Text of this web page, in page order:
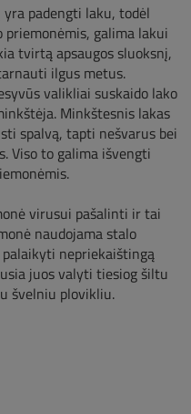
padengti laku, todėl
galima lakui
tvirtą apsaugos sluoksnį,
ilgus metus.
valikliai suskaido lako
Minkštesnis lakas
spalvą, tapti nešvarus bei
Viso to galima išvengti
virusui pašalinti ir tai
naudojama stalo
nepriekaištingą
juos valyti tiesiog šiltu
švelniu plovikliu.